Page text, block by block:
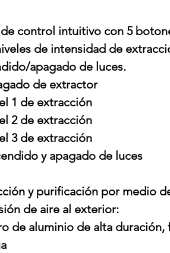
de control intuitivo con 5
de intensidad de
apagado de luces.
de extractor
1 de extracción
2 de extracción
3 de extracción
y apagado de luces
y purificación por medio
de aire al exterior:
de aluminio de alta duración,